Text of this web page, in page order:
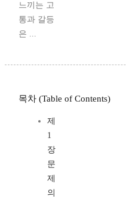
느끼는 고
통과 갈등
은 ...
목차 (Table of Contents)
제
1
장
문
제
의